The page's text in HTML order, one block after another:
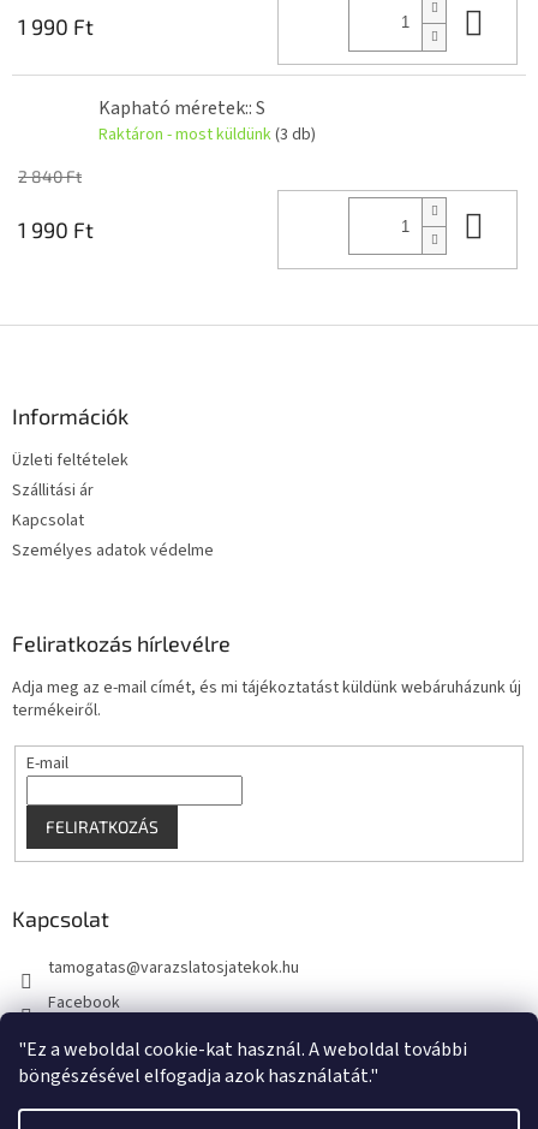
"Ez a weboldal cookie-kat használ. A weboldal további
böngészésével elfogadja azok használatát."
1 990 Ft
Kapható méretek:: S
Raktáron - most küldünk(3 db)
2 840 Ft
1 990 Ft
Információk
Üzleti feltételek
Szállitási ár
Kapcsolat
Személyes adatok védelme
Feliratkozás hírlevélre
Adja meg az e-mail címét, és mi tájékoztatást küldünk webáruházunk új
termékeiről.
E-mail
FELIRATKOZÁS
Kapcsolat
tamogatas@varazslatosjatekok.hu
Facebook
kouzelnehry